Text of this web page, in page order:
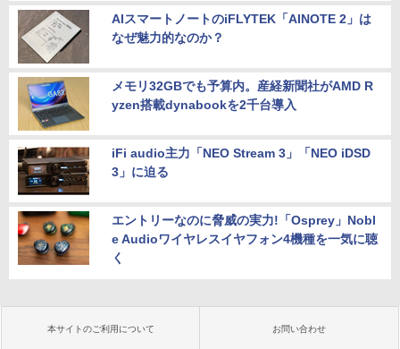
AIスマートノートのiFLYTEK「AINOTE 2」は
なぜ魅力的なのか？
メモリ32GBでも予算内。産経新聞社がAMD R
yzen搭載dynabookを2千台導入
iFi audio主力「NEO Stream 3」「NEO iDSD
3」に迫る
エントリーなのに脅威の実力!「Osprey」Nobl
e Audioワイヤレスイヤフォン4機種を一気に聴
く
本サイトのご利用について お問い合わせ